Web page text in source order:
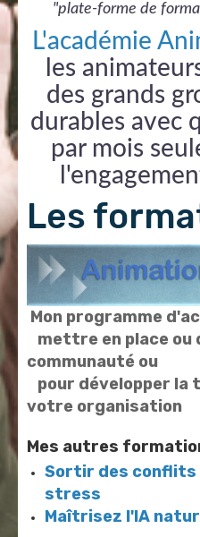
"plate-forme de
L'académie
les
des grands
durables avec
par mois
Les
Mon programme
mettre en place ou
communauté ou
pour développer
votre organisation
Mes autres
Sortir des conflits
stress
Maîtrisez l'IA